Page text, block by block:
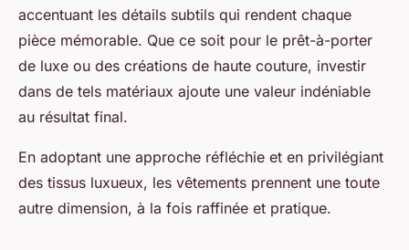
accentuant les détails subtils qui rendent chaque
pièce mémorable. Que ce soit pour le prêt-à-porter
de luxe ou des créations de haute couture, investir
dans de tels matériaux ajoute une valeur indéniable
au résultat final.
En adoptant une approche réfléchie et en privilégiant
des tissus luxueux, les vêtements prennent une toute
autre dimension, à la fois raffinée et pratique.